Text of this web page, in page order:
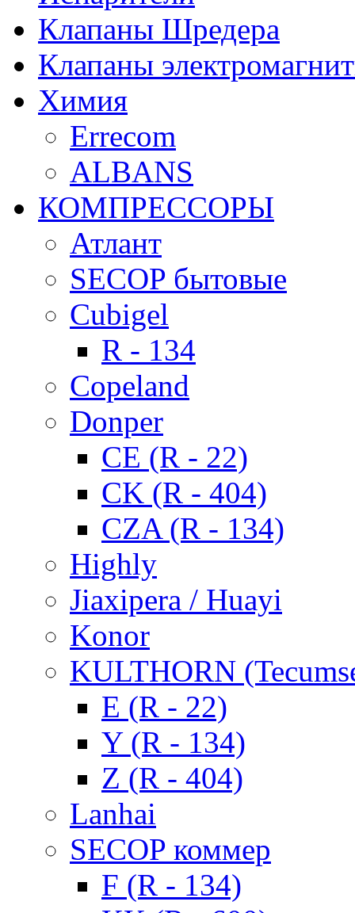
Клапаны Шредера
Клапаны
Химия
Errecom
ALBANS
КОМПРЕССОРЫ
Атлант
SECOP бытовые
Cubigel
R - 134
Copeland
Donper
CE (R - 22)
CK (R - 404)
CZA (R - 134)
Highly
Jiaxipera / Huayi
Konor
KULTHORN
E (R - 22)
Y (R - 134)
Z (R - 404)
Lanhai
SECOP коммер
F (R - 134)